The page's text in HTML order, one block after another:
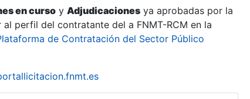
en curso y Adjudicaciones ya aprobadas por la
perfil del contratante del a FNMT-RCM en la
de Contratación del Sector Público